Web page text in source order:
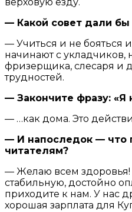
верховую езду.
— Какой совет дали бы
— Учиться и не бояться
начинают с
фризерщика, слесаря и
трудностей.
— Закончите фразу: «Я
— …как дома. Это
— И напоследок — что
читателям?
— Желаю всем здоровья!
стабильную, достойно
приходите к нам. У нас
хорошая зарплата для